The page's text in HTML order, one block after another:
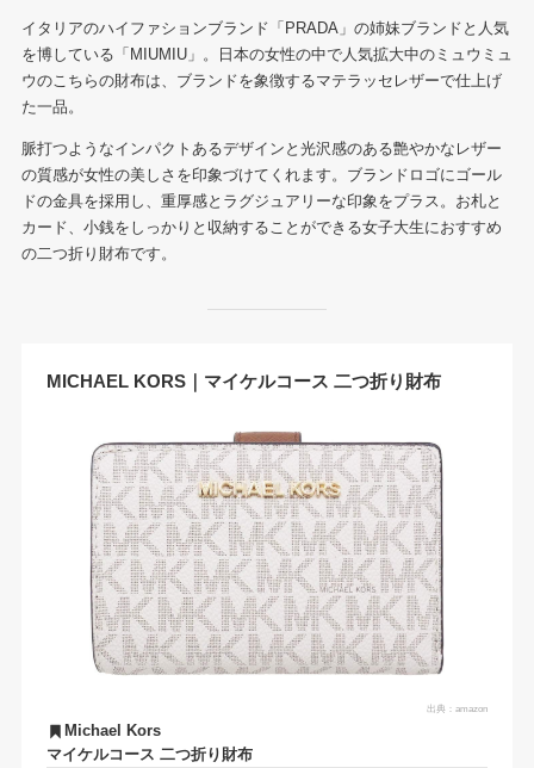
イタリアのハイファションブランド「PRADA」の姉妹ブランドと人気
を博している「MIUMIU」。日本の女性の中で人気拡大中のミュウミュ
ウのこちらの財布は、ブランドを象徴するマテラッセレザーで仕上げ
た一品。
脈打つようなインパクトあるデザインと光沢感のある艶やかなレザー
の質感が女性の美しさを印象づけてくれます。ブランドロゴにゴール
ドの金具を採用し、重厚感とラグジュアリーな印象をプラス。お札と
カード、小銭をしっかりと収納することができる女子大生におすすめ
の二つ折り財布です。
MICHAEL KORS｜マイケルコース 二つ折り財布
出典：amazon
Michael Kors
マイケルコース 二つ折り財布